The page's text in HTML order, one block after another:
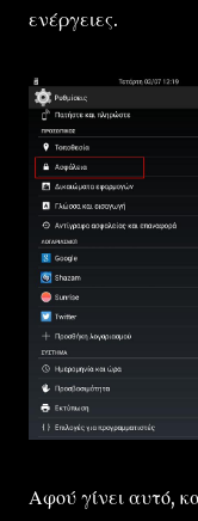
ενέργειες.
Αφού γίνει αυτό,